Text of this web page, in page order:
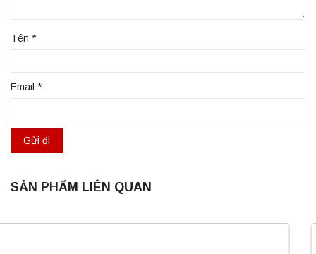
Tên *
Email *
SẢN PHẨM LIÊN QUAN